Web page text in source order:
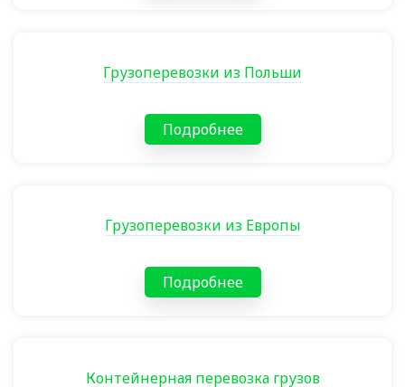
Грузоперевозки из Польши
Подробнее
Грузоперевозки из Европы
Подробнее
Контейнерная перевозка грузов